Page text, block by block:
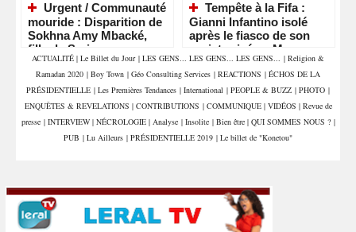
Urgent / Communauté
mouride : Disparition de
Sokhna Amy Mbacké,
fille de Serigne
Mountakha Mbacké
Tempête à la Fifa :
Gianni Infantino isolé
après le fiasco de son
projet privé au Maroc
ACTUALITÉ | Le Billet du Jour | LES GENS... LES GENS... LES GENS... | Religion &
Ramadan 2020 | Boy Town | Géo Consulting Services | REACTIONS | ÉCHOS DE LA
PRÉSIDENTIELLE | Les Premières Tendances | International | PEOPLE & BUZZ | PHOTO |
ENQUÊTES & REVELATIONS | CONTRIBUTIONS | COMMUNIQUE | VIDÉOS | Revue de
presse | INTERVIEW | NÉCROLOGIE | Analyse | Insolite | Bien être | QUI SOMMES NOUS ? |
PUB | Lu Ailleurs | PRÉSIDENTIELLE 2019 | Le billet de "Konetou"